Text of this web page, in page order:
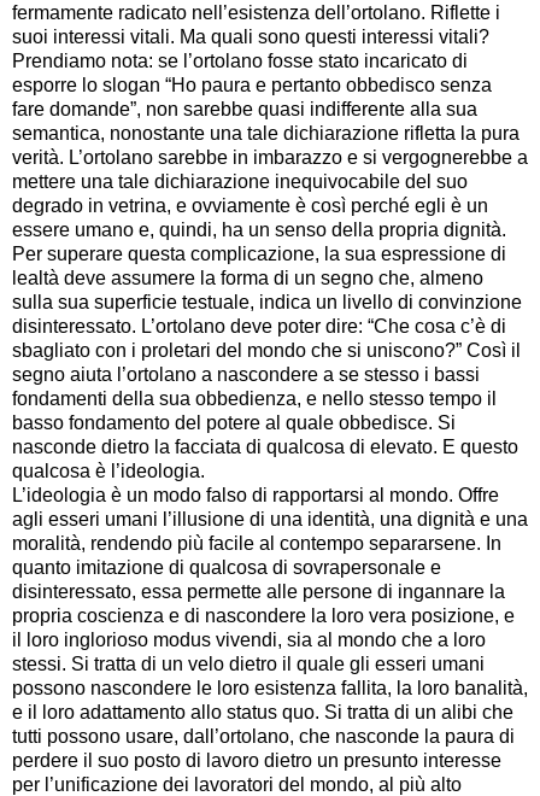
fermamente radicato nell’esistenza dell’ortolano. Riflette i
suoi interessi vitali. Ma quali sono questi interessi vitali?
Prendiamo nota: se l’ortolano fosse stato incaricato di
esporre lo slogan “Ho paura e pertanto obbedisco senza
fare domande”, non sarebbe quasi indifferente alla sua
semantica, nonostante una tale dichiarazione rifletta la pura
verità. L’ortolano sarebbe in imbarazzo e si vergognerebbe a
mettere una tale dichiarazione inequivocabile del suo
degrado in vetrina, e ovviamente è così perché egli è un
essere umano e, quindi, ha un senso della propria dignità.
Per superare questa complicazione, la sua espressione di
lealtà deve assumere la forma di un segno che, almeno
sulla sua superficie testuale, indica un livello di convinzione
disinteressato. L’ortolano deve poter dire: “Che cosa c’è di
sbagliato con i proletari del mondo che si uniscono?” Così il
segno aiuta l’ortolano a nascondere a se stesso i bassi
fondamenti della sua obbedienza, e nello stesso tempo il
basso fondamento del potere al quale obbedisce. Si
nasconde dietro la facciata di qualcosa di elevato. E questo
qualcosa è l’ideologia.
L’ideologia è un modo falso di rapportarsi al mondo. Offre
agli esseri umani l’illusione di una identità, una dignità e una
moralità, rendendo più facile al contempo separarsene. In
quanto imitazione di qualcosa di sovrapersonale e
disinteressato, essa permette alle persone di ingannare la
propria coscienza e di nascondere la loro vera posizione, e
il loro inglorioso modus vivendi, sia al mondo che a loro
stessi. Si tratta di un velo dietro il quale gli esseri umani
possono nascondere le loro esistenza fallita, la loro banalità,
e il loro adattamento allo status quo. Si tratta di un alibi che
tutti possono usare, dall’ortolano, che nasconde la paura di
perdere il suo posto di lavoro dietro un presunto interesse
per l’unificazione dei lavoratori del mondo, al più alto